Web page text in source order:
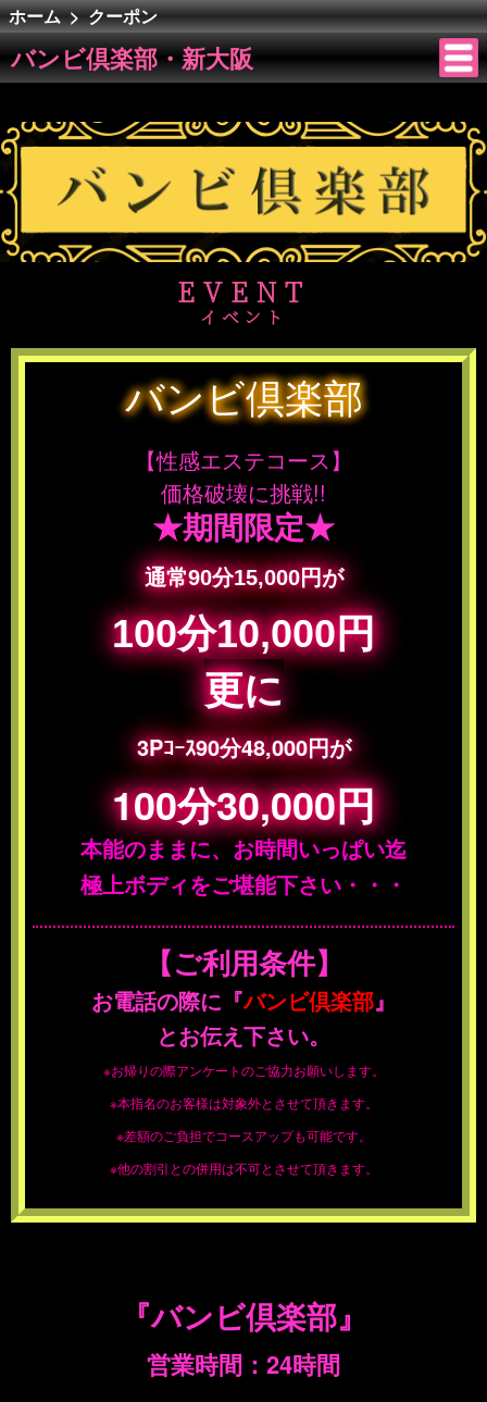
バンビ倶楽部・新大阪オフィシャル
イベント
ホーム > クーポン
バンビ倶楽部・新大阪
EVENT
イベント
バンビ倶楽部
【性感エステコース】
価格破壊に挑戦!!
★期間限定★
通常90分15,000円が
100分10,000円
更に
3Pｺｰｽ90分48,000円が
100分30,000円
本能のままに、お時間いっぱい迄
極上ボディをご堪能下さい・・・
【ご利用条件】
お電話の際に 『バンビ倶楽部』
とお伝え下さい。
※お帰りの際アンケートのご協力お願いします。
※本指名のお客様は対象外とさせて頂きます。
※差額のご負担でコースアップも可能です。
※他の割引との併用は不可とさせて頂きます。
『バンビ倶楽部』
営業時間：24時間